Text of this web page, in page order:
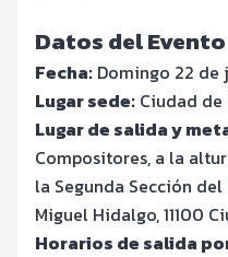
Datos del Evento
Fecha: Domingo 22
Lugar sede: Ciudad de
Lugar de salida y
Compositores, a la
la Segunda Sección
Miguel Hidalgo, 11100
Horarios de salida